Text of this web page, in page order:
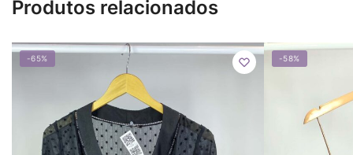
Produtos relacionados
-65% -58%